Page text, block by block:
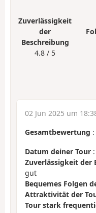
Zuverlässigkeit
der
Beschreibung
4.8 / 5
02 Jun 2025 um
Gesamtbewertung :
Datum deiner Tour
Zuverlässigkeit der
gut
Bequemes Folgen
Attraktivität der
Tour stark